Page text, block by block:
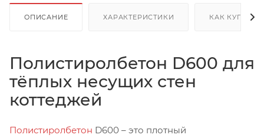
ОПИСАНИЕ ХАРАКТЕРИСТИКИ КАК КУПИТЬ
Полистиролбетон D600 для
тёплых несущих стен
коттеджей
Полистиролбетон D600 – это плотный